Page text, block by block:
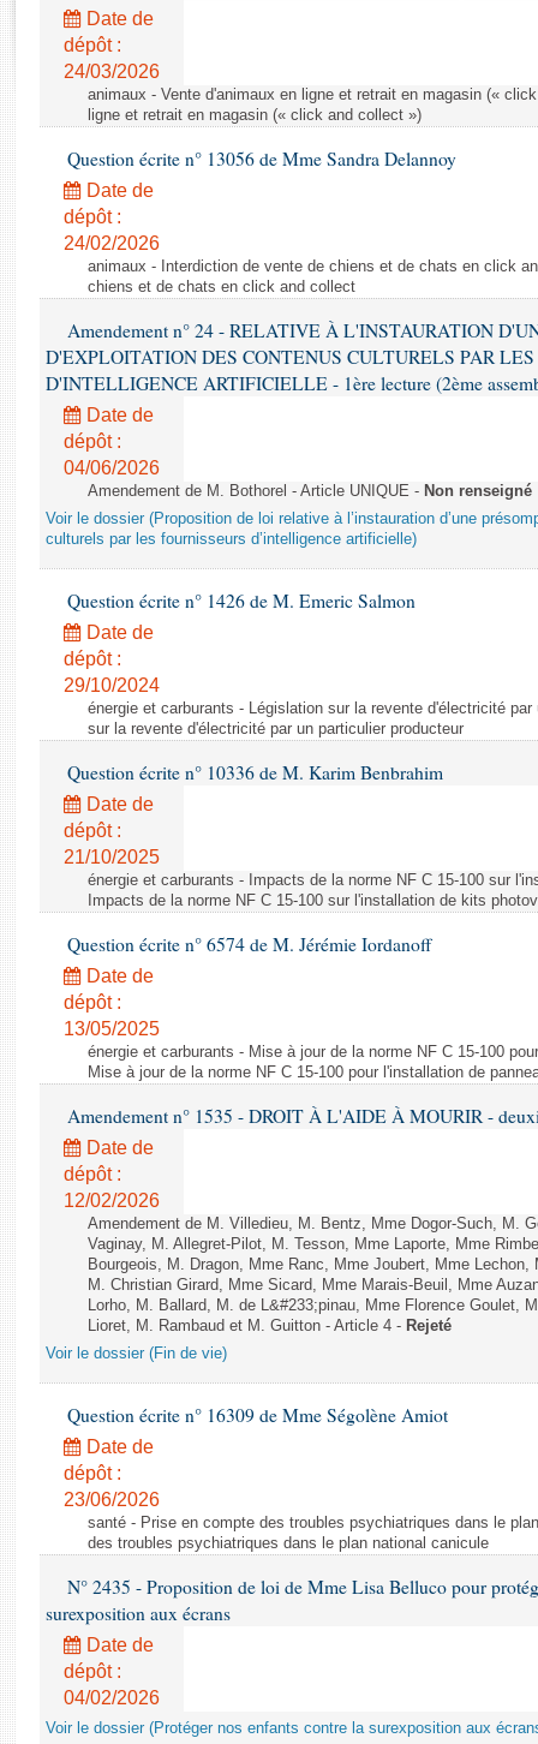
Rapports législatifs
Rapports sur l'application des lois
Baromètre de l’application des lois
Dossiers législatifs
Budget et sécurité sociale
Questions écrites et orales
Comptes rendus des débats
Date de
dépôt :
24/03/2026
animaux - Vente d'animaux en ligne et retrait en magasin («
ligne et retrait en magasin (« click and collect »)
Question écrite n° 13056 de Mme Sandra Delannoy
Date de
dépôt :
24/02/2026
animaux - Interdiction de vente de chiens et de chats en click
chiens et de chats en click and collect
Amendement n° 24 - RELATIVE À L'INSTAURATION
D'EXPLOITATION DES CONTENUS CULTURELS PAR LES
D'INTELLIGENCE ARTIFICIELLE - 1ère lecture (2ème
Date de
dépôt :
04/06/2026
Amendement de M. Bothorel - Article UNIQUE - Non renseigné
Voir le dossier (Proposition de loi relative à l’instauration d’une
culturels par les fournisseurs d’intelligence artificielle)
Question écrite n° 1426 de M. Emeric Salmon
Date de
dépôt :
29/10/2024
énergie et carburants - Législation sur la revente d'électricité
sur la revente d'électricité par un particulier producteur
Question écrite n° 10336 de M. Karim Benbrahim
Date de
dépôt :
21/10/2025
énergie et carburants - Impacts de la norme NF C 15-100 sur
Impacts de la norme NF C 15-100 sur l'installation de kits
Question écrite n° 6574 de M. Jérémie Iordanoff
Date de
dépôt :
13/05/2025
énergie et carburants - Mise à jour de la norme NF C 15-100
Mise à jour de la norme NF C 15-100 pour l'installation de
Amendement n° 1535 - DROIT À L'AIDE À MOURIR -
Date de
dépôt :
12/02/2026
Amendement de M. Villedieu, M. Bentz, Mme Dogor-Such, M.
Vaginay, M. Allegret-Pilot, M. Tesson, Mme Laporte, Mme
Bourgeois, M. Dragon, Mme Ranc, Mme Joubert, Mme
M. Christian Girard, Mme Sicard, Mme Marais-Beuil, Mme
Lorho, M. Ballard, M. de L&#233;pinau, Mme Florence Goulet,
Lioret, M. Rambaud et M. Guitton - Article 4 - Rejeté
Voir le dossier (Fin de vie)
Question écrite n° 16309 de Mme Ségolène Amiot
Date de
dépôt :
23/06/2026
santé - Prise en compte des troubles psychiatriques dans le
des troubles psychiatriques dans le plan national canicule
N° 2435 - Proposition de loi de Mme Lisa Belluco pour
surexposition aux écrans
Date de
dépôt :
04/02/2026
Voir le dossier (Protéger nos enfants contre la surexposition aux